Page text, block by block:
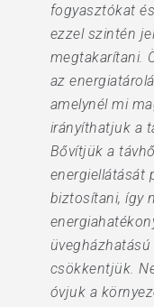
fogyasztókat
ezzel szintén
megtakarítani.
az
amelynél mi
irányíthatjuk a
Bővítjük a
energiellátását
biztosítani, így
csökkentjük.
óvjuk a